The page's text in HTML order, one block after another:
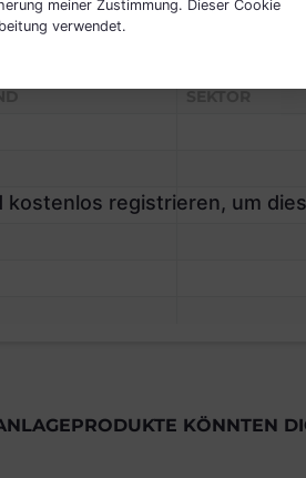
kostenlos registrieren, um
KÖNNTEN
meiner Zustimmung. Dieser Cookie
verwendet.